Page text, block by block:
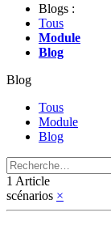
Blogs :
Tous
Module
Blog
Blog
Tous
Module
Blog
1 Article
scénarios ×